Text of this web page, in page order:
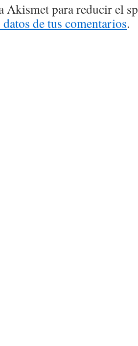
Akismet para reducir el
de tus comentarios.